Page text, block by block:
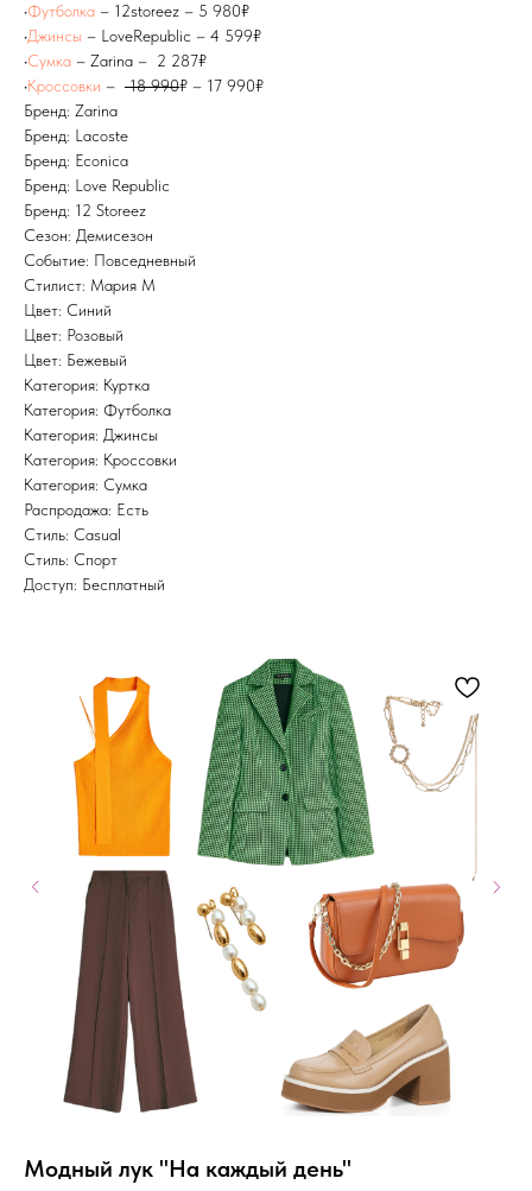
•Футболка – 12storeez – 5 980₽
•Джинсы – LoveRepublic – 4 599₽
•Сумка – Zarina – 2 287₽
•Кроссовки – 18 990₽ – 17 990₽
Бренд: Zarina
Бренд: Lacoste
Бренд: Econica
Бренд: Love Republic
Бренд: 12 Storeez
Сезон: Демисезон
Событие: Повседневный
Стилист: Мария М
Цвет: Синий
Цвет: Розовый
Цвет: Бежевый
Категория: Куртка
Категория: Футболка
Категория: Джинсы
Категория: Кроссовки
Категория: Сумка
Распродажа: Есть
Стиль: Casual
Стиль: Спорт
Доступ: Бесплатный
Модный лук "На каждый день"